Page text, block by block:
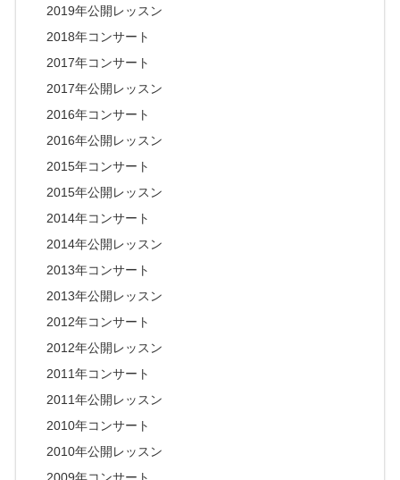
2019年公開レッスン
2018年コンサート
2017年コンサート
2017年公開レッスン
2016年コンサート
2016年公開レッスン
2015年コンサート
2015年公開レッスン
2014年コンサート
2014年公開レッスン
2013年コンサート
2013年公開レッスン
2012年コンサート
2012年公開レッスン
2011年コンサート
2011年公開レッスン
2010年コンサート
2010年公開レッスン